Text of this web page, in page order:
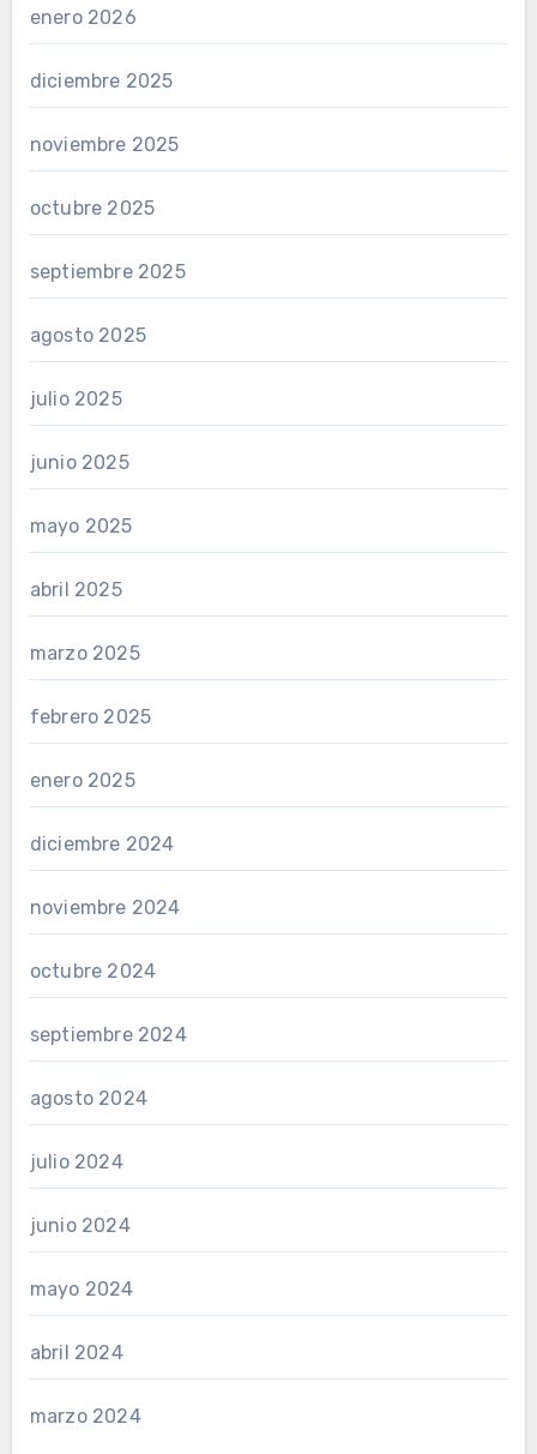
enero 2026
diciembre 2025
noviembre 2025
octubre 2025
septiembre 2025
agosto 2025
julio 2025
junio 2025
mayo 2025
abril 2025
marzo 2025
febrero 2025
enero 2025
diciembre 2024
noviembre 2024
octubre 2024
septiembre 2024
agosto 2024
julio 2024
junio 2024
mayo 2024
abril 2024
marzo 2024